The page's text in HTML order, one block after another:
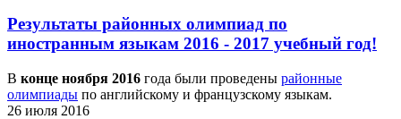
Результаты районных олимпиад по
иностранным языкам 2016 - 2017 учебный год!
В конце ноября 2016 года были проведены районные
олимпиады по английскому и французскому языкам.
26 июля 2016